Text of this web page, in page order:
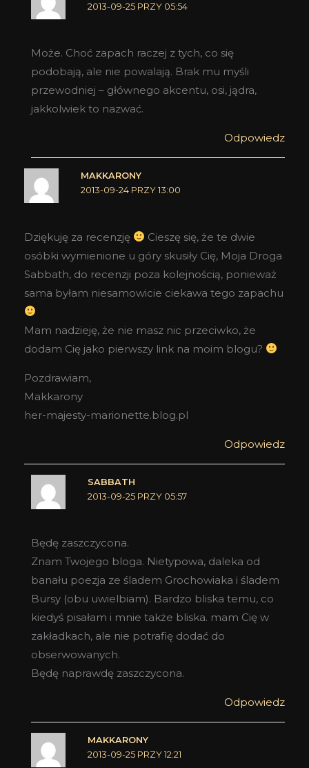
2013-09-25 PRZY 05:54
Może. Choć zapach raczej z tych, co się
podobają, ale nie powalają. Brak mu myśli
przewodniej – głównego akcentu, osi, jądra,
jakkolwiek to nazwać.
Odpowiedz
MAKKARONY
2013-09-24 PRZY 13:00
Dziękuję za recenzję
Cieszę się, że te dwie
osóbki wymienione u góry skusiły Cię, Moja Droga
Sabbath, do recenzji poza kolejnością, ponieważ
sama byłam niesamowicie ciekawa tego zapachu
Mam nadzieję, że nie masz nic przeciwko, że
dodam Cię jako pierwszy link na moim blogu?
Pozdrawiam,
Makkarony
her-majesty-marionette.blog.pl
Odpowiedz
SABBATH
2013-09-25 PRZY 05:57
Będę zaszczycona.
Znam Twojego bloga. Nietypowa, daleka od
banału poezja ze śladem Grochowiaka i śladem
Bursy (obu uwielbiam). Bardzo bliska temu, co
kiedyś pisałam i mnie także bliska. mam Cię w
zakładkach, ale nie potrafię dodać do
obserwowanych.
Będę naprawdę zaszczycona.
Odpowiedz
MAKKARONY
2013-09-25 PRZY 12:21